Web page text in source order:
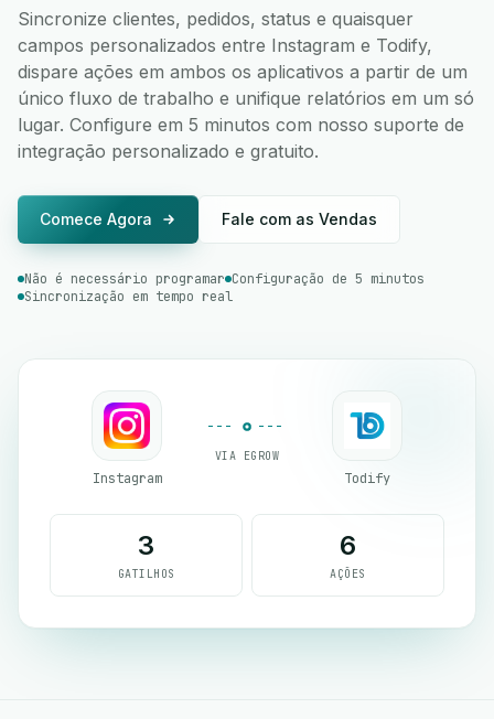
Sincronize clientes, pedidos, status e quaisquer
campos personalizados entre Instagram e Todify,
dispare ações em ambos os aplicativos a partir de um
único fluxo de trabalho e unifique relatórios em um só
lugar. Configure em 5 minutos com nosso suporte de
integração personalizado e gratuito.
Comece Agora Fale com as Vendas
Não é necessário programar Configuração de 5 minutos
Sincronização em tempo real
Instagram
VIA EGROW
Todify
3
GATILHOS
6
AÇÕES